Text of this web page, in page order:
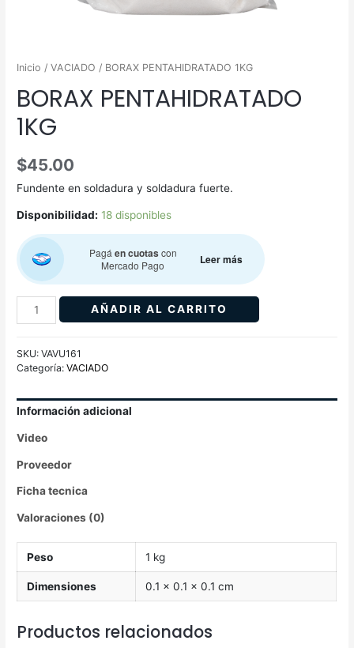
Inicio /VACIADO / BORAX PENTAHIDRATADO 1KG
BORAX PENTAHIDRATADO
1KG
$45.00
Fundente en soldadura y soldadura fuerte.
Disponibilidad: 18 disponibles
Pagáen cuotas con
Mercado Pago
Leer más
AÑADIR AL CARRITO
SKU:VAVU161
Categoría:VACIADO
Información adicional
Video
Proveedor
Ficha tecnica
Valoraciones (0)
Peso 1 kg
Dimensiones 0.1 × 0.1 × 0.1 cm
Productos relacionados